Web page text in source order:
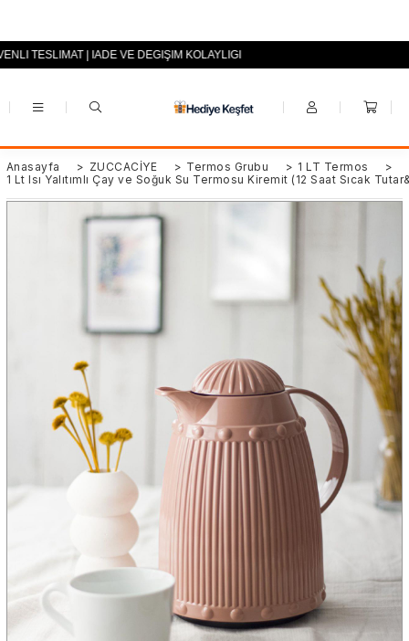
+90 (0553) 694 94 70
TESLİMAT | İADE VE DEĞİŞİM KOLAYLIĞI
Anasayfa > ZÜCCACİYE > Termos Grubu > 1 LT Termos
>
1 Lt Isı Yalıtımlı Çay ve Soğuk Su Termosu Kiremit (12 Saat Sıcak